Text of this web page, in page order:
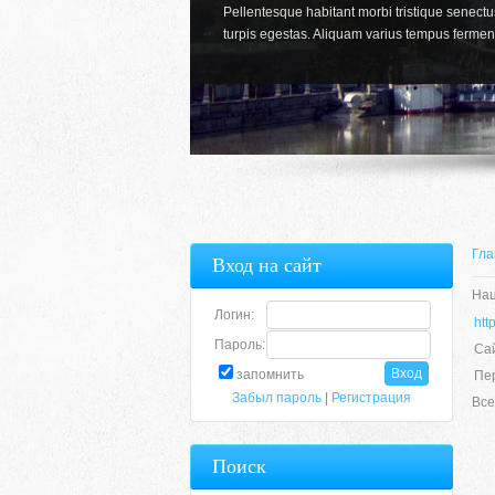
Pellentesque habitant morbi tristique
turpis egestas. Aliquam varius tempus
Вход на сайт
Логин:
Пароль:
запомнить
Забыл пароль
Регистрация
Поиск